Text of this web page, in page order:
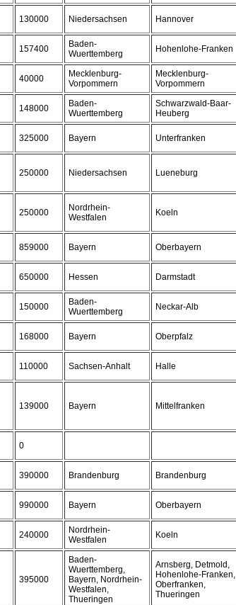
130000 Niedersachsen Hannover
157400
Baden-
Wuerttemberg
Hohenlohe-Franken
40000
Mecklenburg-
Vorpommern
Mecklenburg-
Vorpommern
148000
Baden-
Wuerttemberg
Schwarzwald-Baar-
Heuberg
325000 Bayern Unterfranken
250000 Niedersachsen Lueneburg
250000
Nordrhein-
Westfalen
Koeln
859000 Bayern Oberbayern
650000 Hessen Darmstadt
150000
Baden-
Wuerttemberg
Neckar-Alb
168000 Bayern Oberpfalz
110000 Sachsen-Anhalt Halle
139000 Bayern Mittelfranken
0
390000 Brandenburg Brandenburg
990000 Bayern Oberbayern
240000
Nordrhein-
Westfalen
Koeln
395000
Baden-
Wuerttemberg,
Bayern, Nordrhein-
Westfalen,
Thueringen
Arnsberg, Detmold,
Hohenlohe-Franken,
Oberfranken,
Thueringen